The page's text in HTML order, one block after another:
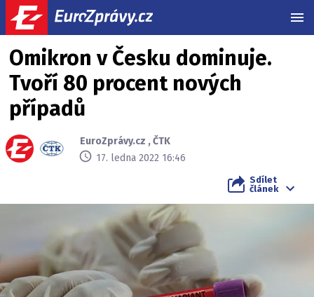
Omikron v Česku dominuje.
Tvoří 80 procent nových
případů
EuroZprávy.cz ,ČTK
17. ledna 2022 16:46
Sdílet
článek